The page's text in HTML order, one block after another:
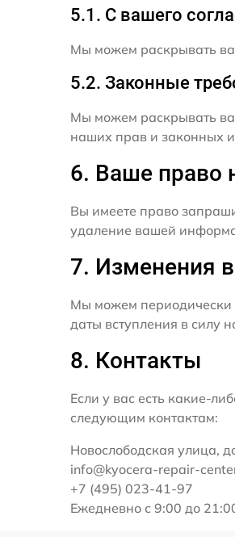
5.1. С вашего
Мы можем раскрывать
5.2. Законные
Мы можем раскрывать
наших прав и законных
6. Ваше право
Вы имеете право
удаление вашей
7. Изменения
Мы можем периодически
даты вступления в силу
8. Контакты
Если у вас есть какие-
следующим контактам:
Новослободская улица,
info@kyocera-repair-
+7 (495) 023-41-97
Ежедневно с 9:00 до